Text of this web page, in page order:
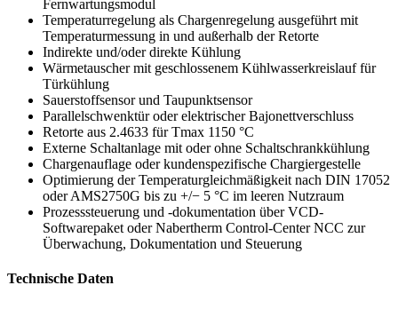
Fernwartungsmodul
Temperaturregelung als Chargenregelung ausgeführt mit
Temperaturmessung in und außerhalb der Retorte
Indirekte und/oder direkte Kühlung
Wärmetauscher mit geschlossenem Kühlwasserkreislauf für
Türkühlung
Sauerstoffsensor und Taupunktsensor
Parallelschwenktür oder elektrischer Bajonettverschluss
Retorte aus 2.4633 für Tmax 1150 °C
Externe Schaltanlage mit oder ohne Schaltschrankkühlung
Chargenauflage oder kundenspezifische Chargiergestelle
Optimierung der Temperaturgleichmäßigkeit nach DIN 17052
oder AMS2750G bis zu +/− 5 °C im leeren Nutzraum
Prozesssteuerung und -dokumentation über VCD-
Softwarepaket oder Nabertherm Control-Center NCC zur
Überwachung, Dokumentation und Steuerung
Technische Daten